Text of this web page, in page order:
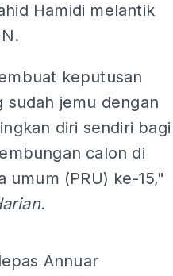
Hamidi melantik
keputusan
sudah jemu dengan
diri sendiri bagi
calon di
(PRU) ke-15,"
Annuar